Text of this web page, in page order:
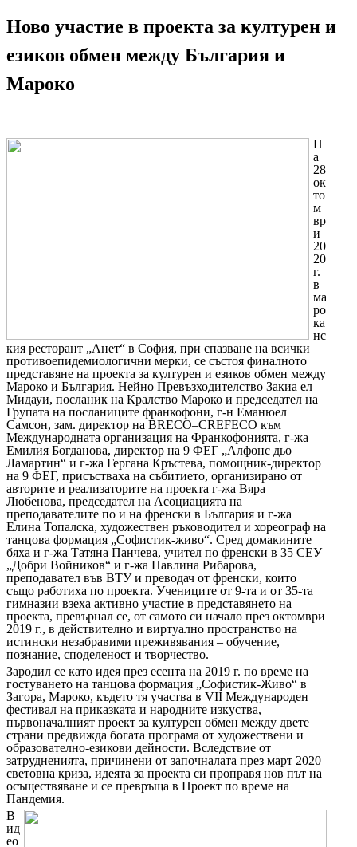
Ново участие в проекта за културен и
езиков обмен между България и
Мароко
Н
а
28
ок
то
м
вр
и
20
20
г.
в
ма
ро
ка
нс
кия ресторант „Анет“ в София, при спазване на всички
противоепидемиологични мерки, се състоя финалното
представяне на проекта за културен и езиков обмен между
Мароко и България. Нейно Превъзходителство Закиа ел
Мидауи, посланик на Кралство Мароко и председател на
Групата на посланиците франкофони, г-н Еманюел
Самсон, зам. директор на BRECO–CREFECO към
Международната организация на Франкофонията, г-жа
Емилия Богданова, директор на 9 ФЕГ „Алфонс дьо
Ламартин“ и г-жа Гергана Кръстева, помощник-директор
на 9 ФЕГ, присъстваха на събитието, организирано от
авторите и реализаторите на проекта г-жа Вяра
Любенова, председател на Асоциацията на
преподавателите по и на френски в България и г-жа
Елина Топалска, художествен ръководител и хореограф на
танцова формация „Софистик-живо“. Сред домакините
бяха и г-жа Татяна Панчева, учител по френски в 35 СЕУ
„Добри Войников“ и г-жа Павлина Рибарова,
преподавател във ВТУ и преводач от френски, които
също работиха по проекта. Учениците от 9-та и от 35-та
гимназии взеха активно участие в представянето на
проекта, превърнал се, от самото си начало през октомври
2019 г., в действително и виртуално пространство на
истински незабравими преживявания – обучение,
познание, споделеност и творчество.
Зародил се като идея през есента на 2019 г. по време на
гостуването на танцова формация „Софистик-Живо“ в
Загора, Мароко, където тя участва в VII Международен
фестивал на приказката и народните изкуства,
първоначалният проект за културен обмен между двете
страни предвижда богата програма от художествени и
образователно-езикови дейности. Вследствие от
затрудненията, причинени от започналата през март 2020
световна криза, идеята за проекта си проправя нов път на
осъществяване и се превръща в Проект по време на
Пандемия.
В
ид
ео